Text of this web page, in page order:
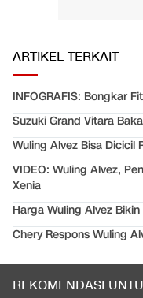
ARTIKEL TERKAIT
INFOGRAFIS: Bongkar
Suzuki Grand Vitara
Wuling Alvez Bisa Dicicil
VIDEO: Wuling Alvez,
Xenia
Harga Wuling Alvez
Chery Respons Wuling
REKOMENDASI